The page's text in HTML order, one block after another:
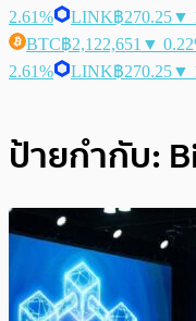
2.61%
LINK฿270.25▼
BTC฿2,122,651 ▼
2.61%
LINK฿270.25▼
ป้ายกำกับ: